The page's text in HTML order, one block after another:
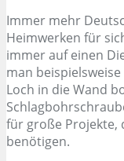
Immer mehr
Heimwerken für
immer auf einen
man
Loch in die Wand
für große Projekte,
benötigen.